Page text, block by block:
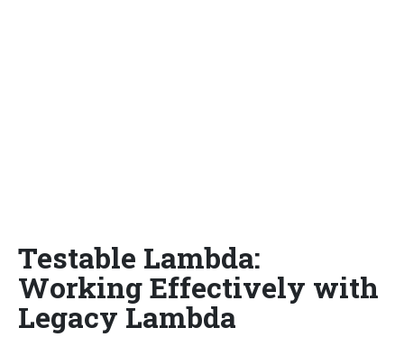
Testable Lambda:
Working Effectively with
Legacy Lambda